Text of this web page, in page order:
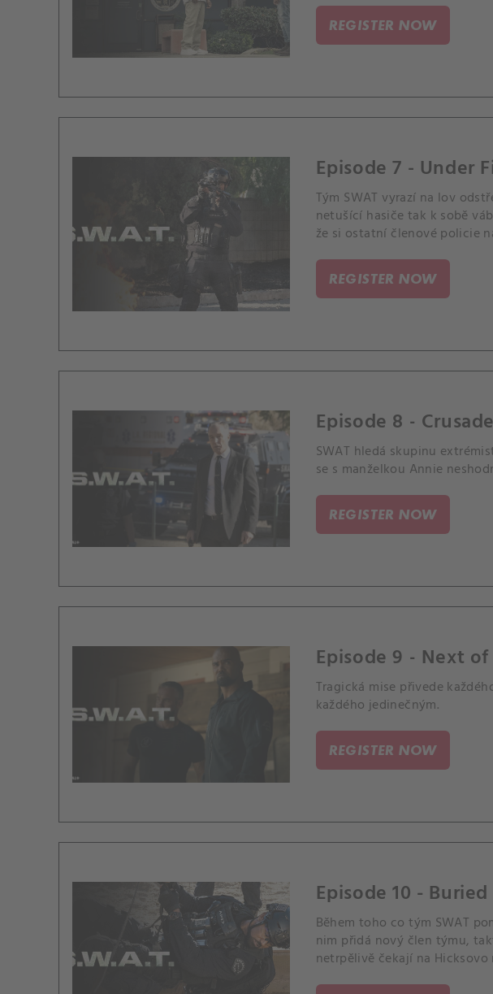
REGISTER NOW
Episode 7 - Under
Tým SWAT vyrazí na lov
netušící hasiče tak k sobě
že si ostatní členové policie
REGISTER NOW
Episode 8 - Crusade
SWAT hledá skupinu
se s manželkou Annie
REGISTER NOW
Episode 9 - Next
Tragická mise přivede
každého jedinečným.
REGISTER NOW
Episode 10 - Buried
Během toho co tým SWAT
nim přidá nový člen týmu,
netrpělivě čekají na